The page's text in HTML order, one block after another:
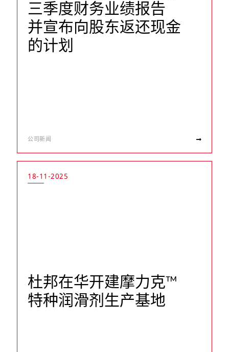
三季度财务业绩报告
并宣布向股东返还现金
的计划
公司新闻
18-11-2025
杜邦在华开建摩力克™
特种润滑剂生产基地